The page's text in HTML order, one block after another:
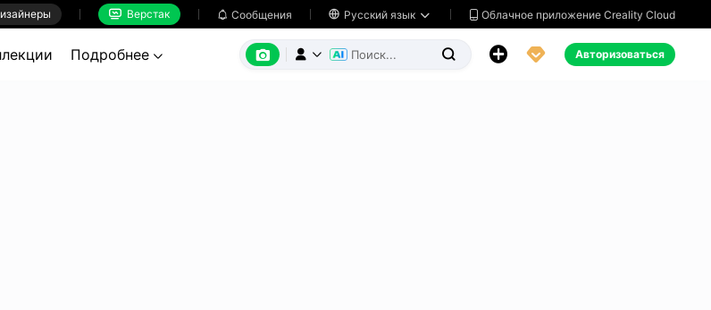
 Верстак  Сообщения  Русский язык   Облачное приложение Creality Cloud
Подробнее        Авторизоваться